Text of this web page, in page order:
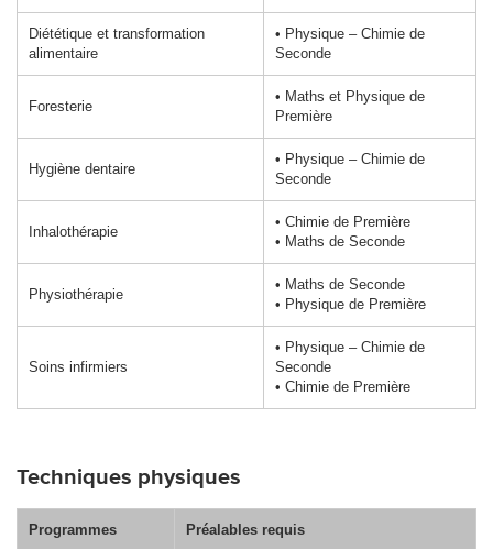
Diététique et transformation
alimentaire
• Physique – Chimie de
Seconde
Foresterie
• Maths et Physique de
Première
Hygiène dentaire
• Physique – Chimie de
Seconde
Inhalothérapie
• Chimie de Première
• Maths de Seconde
Physiothérapie
• Maths de Seconde
• Physique de Première
Soins infirmiers
• Physique – Chimie de
Seconde
• Chimie de Première
Techniques physiques
Programmes Préalables requis